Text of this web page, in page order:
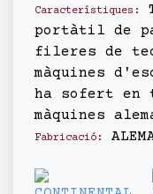
Característiques:
portàtil de
fileres de
màquines
ha sofert en
màquines
Fabricació: